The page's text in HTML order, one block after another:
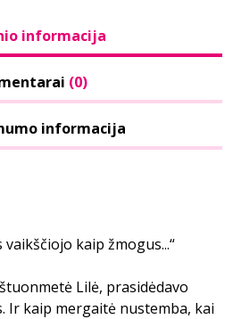
informacija
(0)
informacija
kaip žmogus...“
Lilė, prasidėdavo
Ir kaip mergaitė nustemba, kai